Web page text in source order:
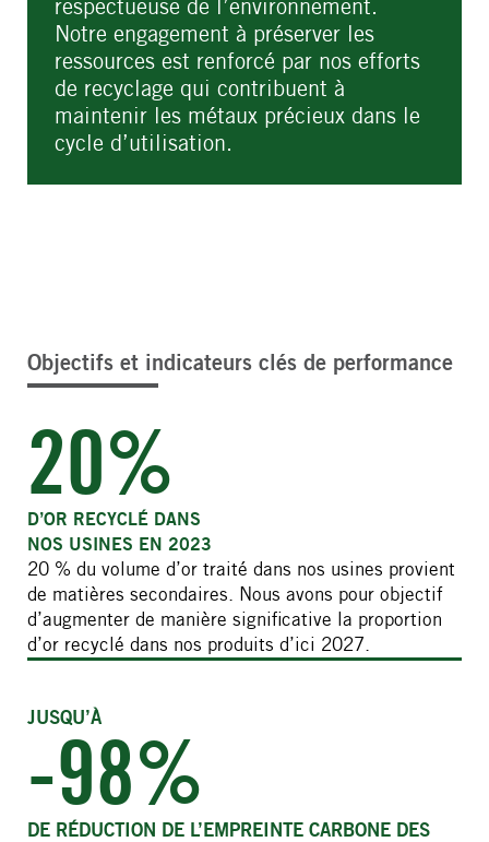
respectueuse de l’environnement.
Notre engagement à préserver les
ressources est renforcé par nos efforts
de recyclage qui contribuent à
maintenir les métaux précieux dans le
cycle d’utilisation.
Objectifs et indicateurs clés de performance
20%
D’OR RECYCLÉ DANS
NOS USINES EN 2023
20 % du volume d’or traité dans nos usines provient
de matières secondaires. Nous avons pour objectif
d’augmenter de manière significative la proportion
d’or recyclé dans nos produits d’ici 2027.
JUSQU’À
-98%
DE RÉDUCTION DE L’EMPREINTE CARBONE DES